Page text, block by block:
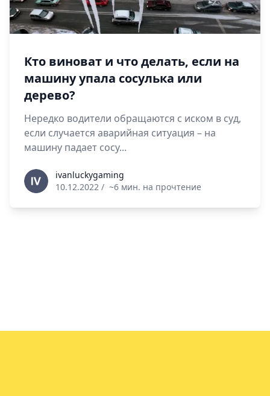
Кто виноват и что делать, если на
машину упала сосулька или
дерево?
Нередко водители обращаются с иском в суд,
если случается аварийная ситуация – на
машину падает сосу...
ivanluckygaming
ivanluckygaming
10.12.2022 / ~6 мин. на прочтение